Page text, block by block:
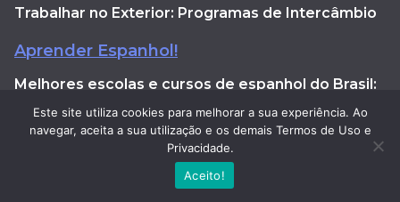
Trabalhar no Exterior: Programas de Intercâmbio
Aprender Espanhol!
Melhores escolas e cursos de espanhol do Brasil:
conheça os top 12 em 2026
Melhores Cursos de Espanhol Online: 12 Escolas e
Este site utiliza cookies para melhorar a sua experiência. Ao
navegar, aceita a sua utilização e os demais Termos de Uso e
Privacidade.
Aceito!